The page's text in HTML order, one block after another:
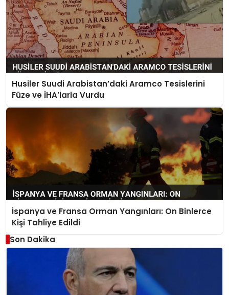
Husiler Suudi Arabistan’daki Aramco Tesislerini
Füze ve İHA’larla Vurdu
İspanya ve Fransa Orman Yangınları: On Binlerce
Kişi Tahliye Edildi
Son Dakika